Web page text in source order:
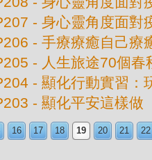
- 身心靈角度面對
- 手療療癒自己療
- 人生旅途70個春
- 顯化行動實習：
- 顯化平安這樣做
16 17 18 19 20 21 22